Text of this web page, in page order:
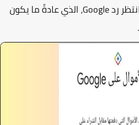
اضغط على "إرسال" وانتظر رد Google، الذي عادةً ما يكون